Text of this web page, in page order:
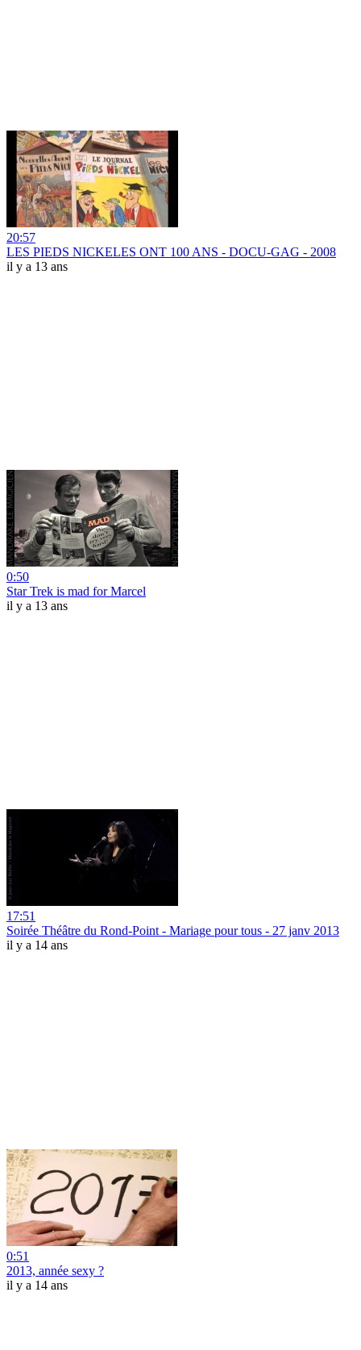
20:57
LES PIEDS NICKELES ONT 100 ANS - DOCU-GAG - 2008
il y a 13 ans
0:50
Star Trek is mad for Marcel
il y a 13 ans
17:51
Soirée Théâtre du Rond-Point - Mariage pour tous - 27 janv 2013
il y a 14 ans
0:51
2013, année sexy ?
il y a 14 ans